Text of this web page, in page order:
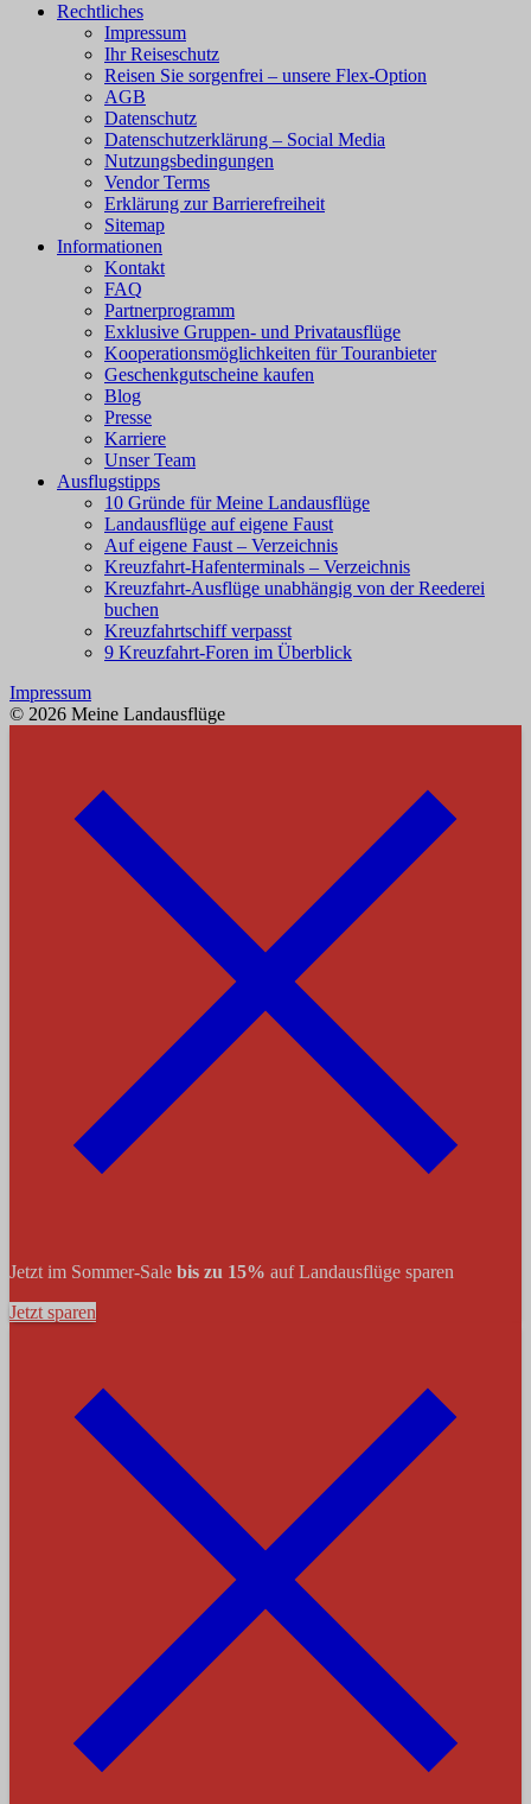
Rechtliches
Impressum
Ihr Reiseschutz
Reisen Sie sorgenfrei – unsere Flex-Option
AGB
Datenschutz
Datenschutzerklärung – Social Media
Nutzungsbedingungen
Vendor Terms
Erklärung zur Barrierefreiheit
Sitemap
Informationen
Kontakt
FAQ
Partnerprogramm
Exklusive Gruppen- und Privatausflüge
Kooperationsmöglichkeiten für Touranbieter
Geschenkgutscheine kaufen
Blog
Presse
Karriere
Unser Team
Ausflugstipps
10 Gründe für Meine Landausflüge
Landausflüge auf eigene Faust
Auf eigene Faust – Verzeichnis
Kreuzfahrt-Hafenterminals – Verzeichnis
Kreuzfahrt-Ausflüge unabhängig von der Reederei
buchen
Kreuzfahrtschiff verpasst
9 Kreuzfahrt-Foren im Überblick
Impressum
© 2026 Meine Landausflüge
Jetzt im Sommer-Sale bis zu 15% auf Landausflüge sparen
Jetzt sparen